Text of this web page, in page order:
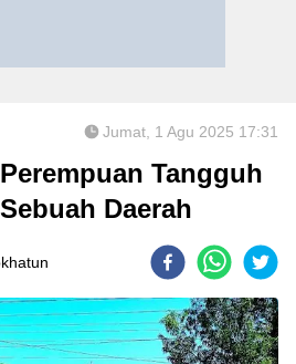
Jumat, 1 Agu 2025 17:31
Tangguh
Daerah